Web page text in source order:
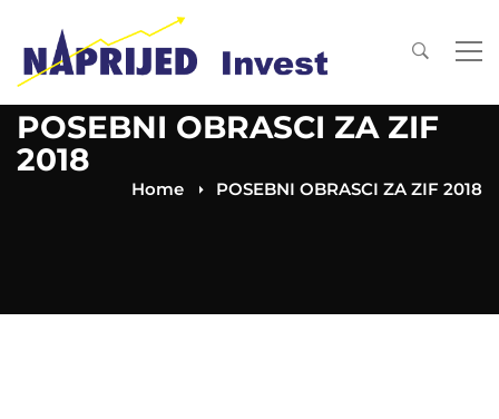
POSEBNI OBRASCI ZA ZIF
2018
Home POSEBNI OBRASCI ZA ZIF 2018